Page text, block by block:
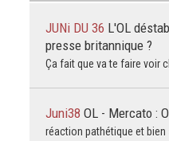
JUNi DU 36 L'OL
presse britannique ?
Ça fait que va te faire voir
Juni38 OL - Mercato :
réaction pathétique et bien